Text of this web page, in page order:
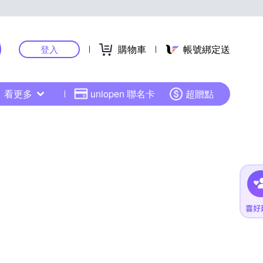
登入 購物車 帳號綁定送
看更多 uniopen 聯名卡 超贈點